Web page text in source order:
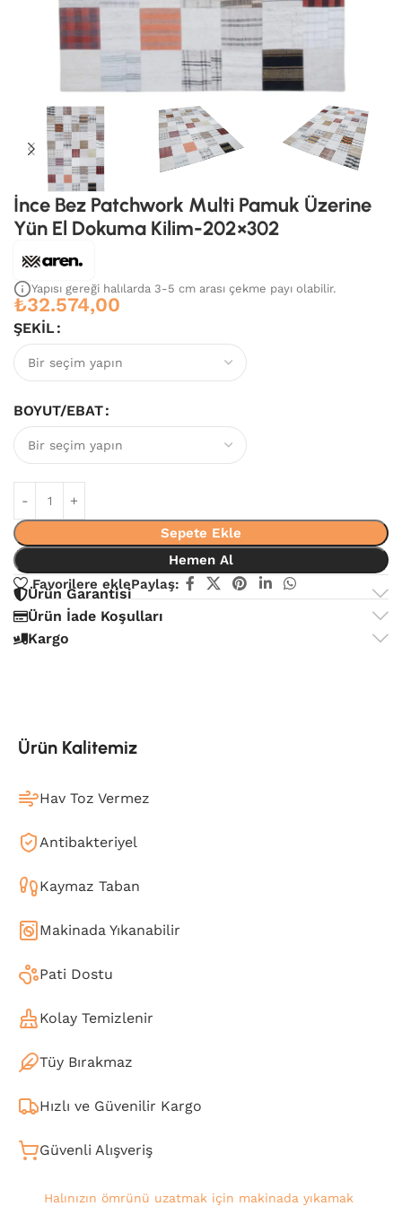
İnce Bez Patchwork Multi Pamuk Üzerine
Yün El Dokuma Kilim-202×302
Yapısı gereği halılarda 3-5 cm arası çekme payı olabilir.
₺32.574,00
ŞEKIL
BOYUT/EBAT
Sepete Ekle
Hemen Al
Favorilere eklePaylaş:
Ürün Garantisi
Ürün İade Koşulları
Kargo
Ürün Kalitemiz
Hav Toz Vermez
Antibakteriyel
Kaymaz Taban
Makinada Yıkanabilir
Pati Dostu
Kolay Temizlenir
Tüy Bırakmaz
Hızlı ve Güvenilir Kargo
Güvenli Alışveriş
Halınızın ömrünü uzatmak için makinada yıkamak